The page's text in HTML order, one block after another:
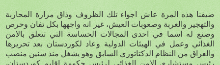
ضيفنا هذه المرة عاش اجواء تلك الظروف وذاق مرارة المحاربة
والتهجير والغربة وصعوبات العيش، غير انه واجهها بكل تفان وحرص
وصنع له اسما في احدى المجالات الحساسة التي تتعلق بالامن
الغذائي وعمل في الهيئات الدولية وعاد لكوردستان بعد تحريرها
والعراق من النظام الدكتاتوري السابق وهو يشغل منذ سنين منصب
رئيس مستشاري الامن الغذائي لرئيس حكومة اقليم كوردستان،